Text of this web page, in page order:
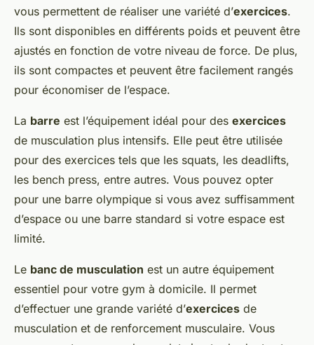
vous permettent de réaliser une variété d’exercices.
Ils sont disponibles en différents poids et peuvent être
ajustés en fonction de votre niveau de force. De plus,
ils sont compactes et peuvent être facilement rangés
pour économiser de l’espace.
La barre est l’équipement idéal pour des exercices
de musculation plus intensifs. Elle peut être utilisée
pour des exercices tels que les squats, les deadlifts,
les bench press, entre autres. Vous pouvez opter
pour une barre olympique si vous avez suffisamment
d’espace ou une barre standard si votre espace est
limité.
Le banc de musculation est un autre équipement
essentiel pour votre gym à domicile. Il permet
d’effectuer une grande variété d’exercices de
musculation et de renforcement musculaire. Vous